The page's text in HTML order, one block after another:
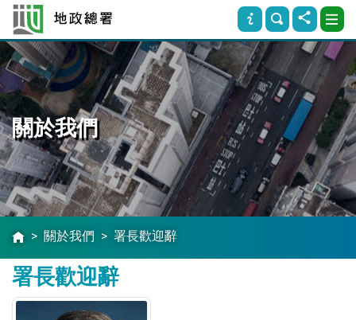
關於我們
關於我們 署長歡迎辭
署長歡迎辭